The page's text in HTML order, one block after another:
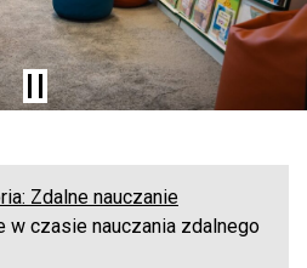
Zdalne nauczanie
w czasie nauczania zdalnego